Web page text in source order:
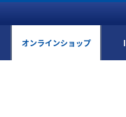
オンラインショップ